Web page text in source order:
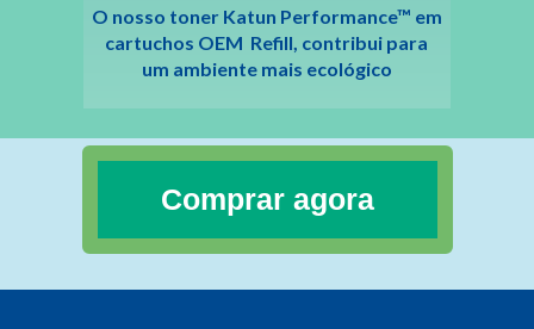
O nosso toner Katun Performance™ em
cartuchos OEM Refill, contribui para
um ambiente mais ecológico
Comprar agora